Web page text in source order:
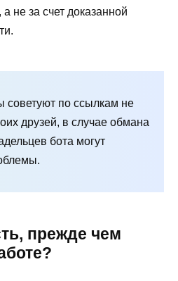
не за счет доказанной
советуют по ссылкам не
друзей, в случае обмана
бота могут
прежде чем